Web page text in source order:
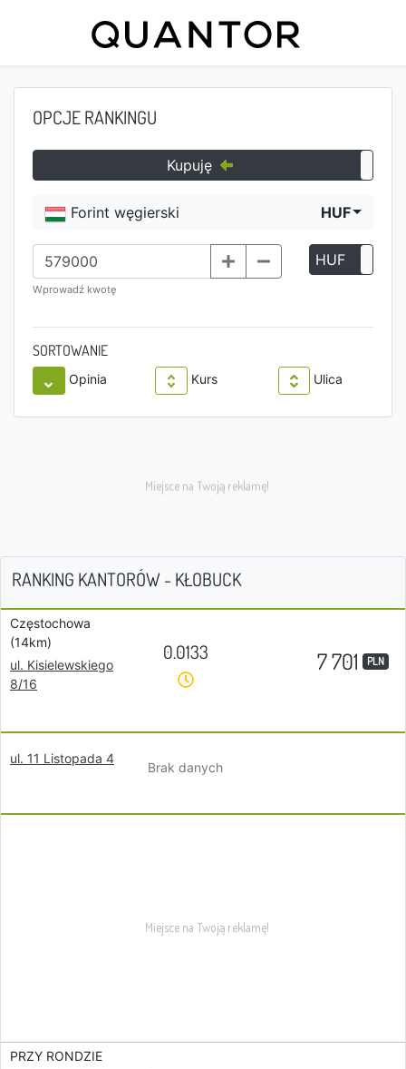
OPCJE RANKINGU
Kupuję
Forint węgierski HUF
Wprowadź kwotę
HUF
SORTOWANIE
Opinia Kurs Ulica
RANKING KANTORÓW - KŁOBUCK
Częstochowa
(14km)
ul. Kisielewskiego
8/16
0.0133 7 701 PLN
ul. 11 Listopada 4
Brak danych
PRZY RONDZIE